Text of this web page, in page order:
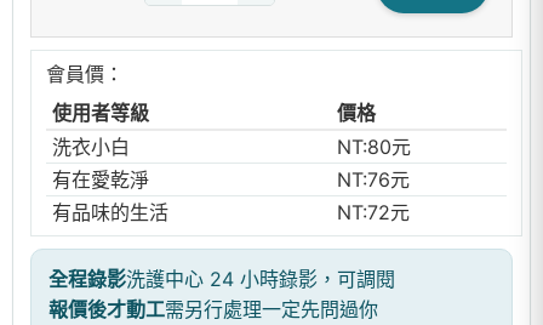
會員價：
使用者等級
價格
洗衣小白
NT:80元
有在愛乾淨
NT:76元
有品味的生活
NT:72元
全程錄影洗護中心 24 小時錄影，可調閱
報價後才動工需另行處理一定先問過你